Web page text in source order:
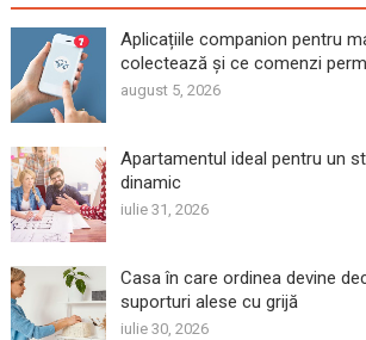
Aplicațiile companion pentru
colectează și ce comenzi
august 5, 2026
Apartamentul ideal pentru un
dinamic
iulie 31, 2026
Casa în care ordinea devine
suporturi alese cu grijă
iulie 30, 2026